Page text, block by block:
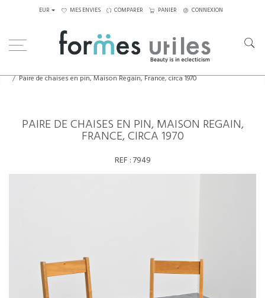
EUR MES ENVIES COMPARER PANIER CONNEXION
Paire de chaises en pin, Maison Regain, France, circa 1970
PAIRE DE CHAISES EN PIN, MAISON REGAIN,
FRANCE, CIRCA 1970
REF :7949